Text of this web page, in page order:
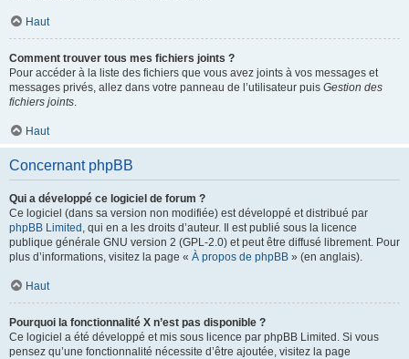
Haut
Comment trouver tous mes fichiers joints ?
Pour accéder à la liste des fichiers que vous avez joints à vos messages et
messages privés, allez dans votre panneau de l’utilisateur puis Gestion des
fichiers joints.
Haut
Concernant phpBB
Qui a développé ce logiciel de forum ?
Ce logiciel (dans sa version non modifiée) est développé et distribué par
phpBB Limited , qui en a les droits d’auteur. Il est publié sous la licence
publique générale GNU version 2 (GPL-2.0) et peut être diffusé librement. Pour
plus d’informations, visitez la page « À propos de phpBB » (en anglais).
Haut
Pourquoi la fonctionnalité X n’est pas disponible ?
Ce logiciel a été développé et mis sous licence par phpBB Limited. Si vous
pensez qu’une fonctionnalité nécessite d’être ajoutée, visitez la page